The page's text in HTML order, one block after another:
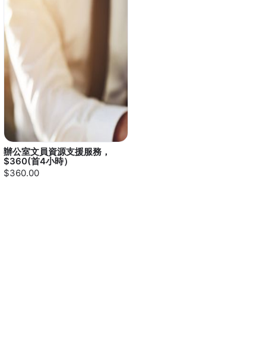
辦公室文員資源支援服務，
$360(首4小時）
$360.00